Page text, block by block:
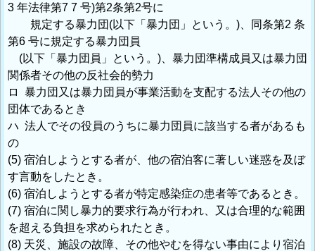
3 年法律第7 7 号)第2条第2号に
規定する暴力団(以下「暴力団」という。)、同条第2 条
第6 号に規定する暴力団員
(以下「暴力団員」という。)、暴力団準構成員又は暴力団
関係者その他の反社会的勢力
ロ 暴力団又は暴力団員が事業活動を支配する法人その他の
団体であるとき
ハ 法人でその役員のうちに暴力団員に該当する者があるも
の
(5) 宿泊しようとする者が、他の宿泊客に著しい迷惑を及ぼ
す言動をしたとき。
(6) 宿泊しようとする者が特定感染症の患者等であるとき。
(7) 宿泊に関し暴力的要求行為が行われ、又は合理的な範囲
を超える負担を求められたとき。
(8) 天災、施設の故障、その他やむを得ない事由により宿泊